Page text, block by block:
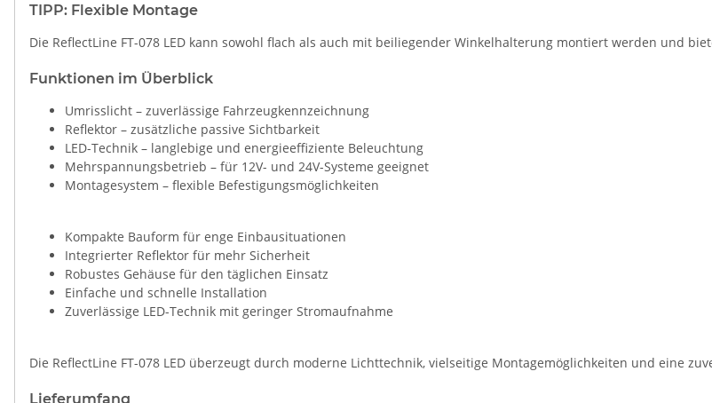
TIPP: Flexible Montage
Die ReflectLine FT-078 LED kann sowohl flach als auch mit beiliegender Winkelhalterung montiert werden und
Funktionen im Überblick
Umrisslicht – zuverlässige Fahrzeugkennzeichnung
Reflektor – zusätzliche passive Sichtbarkeit
LED-Technik – langlebige und energieeffiziente Beleuchtung
Mehrspannungsbetrieb – für 12V- und 24V-Systeme geeignet
Montagesystem – flexible Befestigungsmöglichkeiten
Kompakte Bauform für enge Einbausituationen
Integrierter Reflektor für mehr Sicherheit
Robustes Gehäuse für den täglichen Einsatz
Einfache und schnelle Installation
Zuverlässige LED-Technik mit geringer Stromaufnahme
Die ReflectLine FT-078 LED überzeugt durch moderne Lichttechnik, vielseitige Montagemöglichkeiten und eine
Lieferumfang